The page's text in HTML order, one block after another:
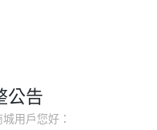
公告
用戶您好：